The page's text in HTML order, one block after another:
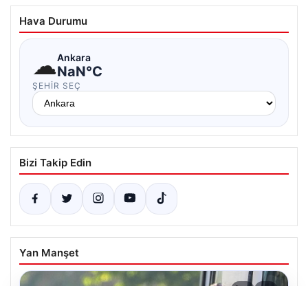
Hava Durumu
☁Ankara
NaN°C
ŞEHIR SEÇ
Bizi Takip Edin
Yan Manşet